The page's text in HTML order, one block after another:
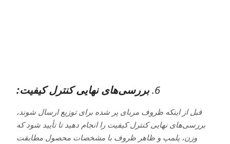
6. بررسی‌های نهایی کنترل کیفیت:
قبل از اینکه ظروف مربای پر شده برای توزیع ارسال شوند،
بررسی‌های نهایی کنترل کیفیت را انجام دهید تا تأیید شود که
وزن، پلمپ و ظاهر ظروف با مشخصات محصول مطابقت